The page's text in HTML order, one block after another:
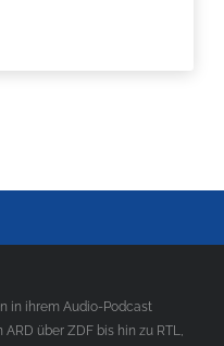
in ihrem Audio-Podcast
über ZDF bis hin zu RTL,